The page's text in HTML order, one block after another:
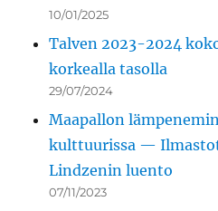
10/01/2025
Talven 2023-2024
korkealla tasolla
29/07/2024
Maapallon
kulttuurissa —
Lindzenin luento
07/11/2023